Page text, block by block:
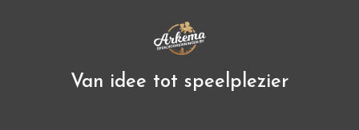
Van idee tot speelplezier